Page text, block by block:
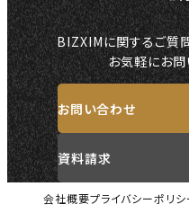
BIZXIMに関するご質
お気軽にお問
お問い合わせ
資料請求
会社概要プライバシーポリシ